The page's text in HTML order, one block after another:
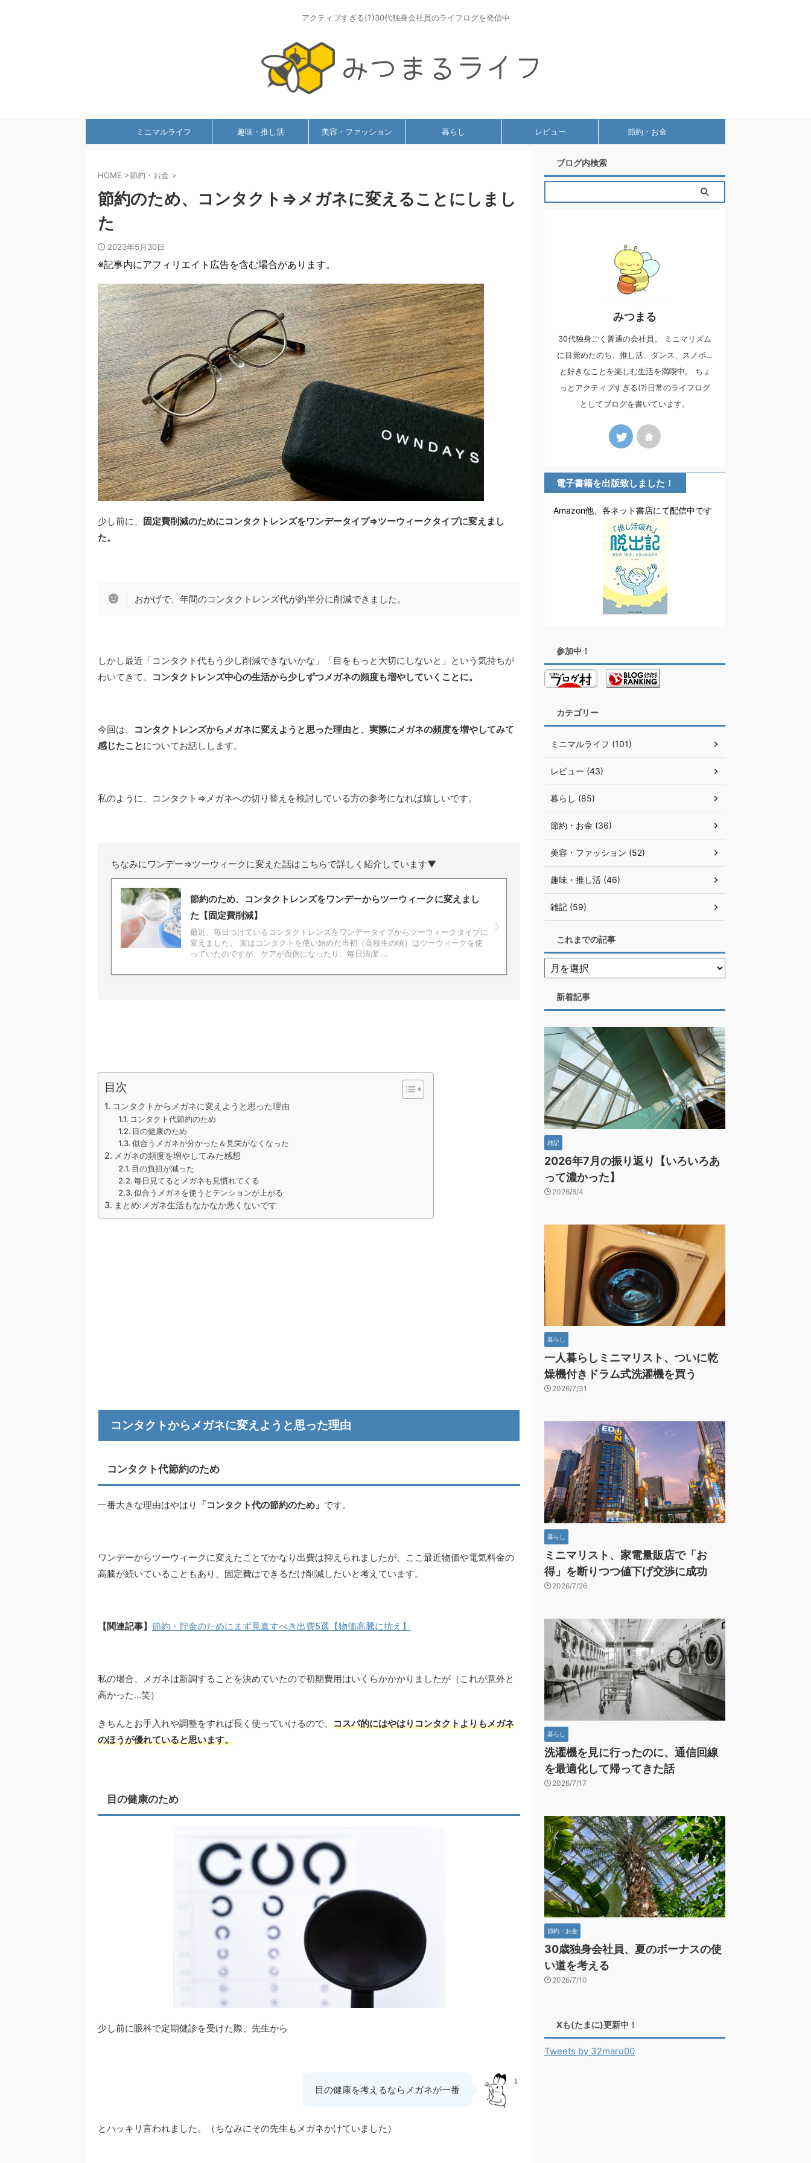
アクティブすぎる(?)30代独身会社員のライフログを発信中
ミニマルライフ 趣味・推し活 美容・ファッション 暮らし レビュー 節約・お金
HOME >節約・お金 >
節約のため、コンタクト⇒メガネに変えることにしまし
た
2023年5月30日
※記事内にアフィリエイト広告を含む場合があります。
少し前に、 固定費削減のためにコンタクトレンズをワンデータイプ⇒ツーウィークタイプに変えまし
た。
おかげで、年間のコンタクトレンズ代が約半分に削減できました。
しかし最近「コンタクト代もう少し削減できないかな」「目をもっと大切にしないと」という気持ちが
わいてきて、
コンタクトレンズ中心の生活から少しずつメガネの頻度も増やしていくことに。
今回は、
コンタクトレンズからメガネに変えようと思った理由と、実際にメガネの頻度を増やしてみて
感じたことについてお話しします。
私のように、コンタクト⇒メガネへの切り替えを検討している方の参考になれば嬉しいです。
ちなみにワンデー⇒ツーウィークに変えた話はこちらで詳しく紹介しています▼
節約のため、コンタクトレンズをワンデーからツーウィークに変えまし
た【固定費削減】
最近、毎日つけているコンタクトレンズをワンデータイプからツーウィークタイプに
変えました。 実はコンタクトを使い始めた当初（高校生の頃）はツーウィークを使
っていたのですが、ケアが面倒になったり、毎日清潔 ...
目次
コンタクトからメガネに変えようと思った理由
コンタクト代節約のため
目の健康のため
似合うメガネが分かった＆見栄がなくなった
メガネの頻度を増やしてみた感想
目の負担が減った
毎日見てるとメガネも見慣れてくる
似合うメガネを使うとテンションが上がる
まとめ:メガネ生活もなかなか悪くないです
コンタクトからメガネに変えようと思った理由
コンタクト代節約のため
一番大きな理由はやはり 「コンタクト代の節約のため」 です。
ワンデーからツーウィークに変えたことでかなり出費は抑えられましたが、ここ最近物価や電気料金の
高騰が続いていることもあり、固定費はできるだけ削減したいと考えています。
【関連記事】 節約・貯金のためにまず見直すべき出費5選【物価高騰に抗え】
私の場合、メガネは新調することを決めていたので初期費用はいくらかかかりましたが（これが意外と
高かった…笑）
きちんとお手入れや調整をすれば長く使っていけるので、 コスパ的にはやはりコンタクトよりもメガネ
のほうが優れていると思います。
目の健康のため
少し前に眼科で定期健診を受けた際、先生から
目の健康を考えるならメガネが一番
とハッキリ言われました。（ちなみにその先生もメガネかけていました）
ブログ内検索
みつまる
30代独身ごく普通の会社員。 ミニマリズム
に目覚めたのち、推し活、ダンス、スノボ…
と好きなことを楽しむ生活を満喫中。 ちょ
っとアクティブすぎる(?)日常のライフログ
としてブログを書いています。
電子書籍を出版致しました！
Amazon他、各ネット書店にて配信中です
参加中！
カテゴリー
ミニマルライフ (101)
レビュー (43)
暮らし (85)
節約・お金 (36)
美容・ファッション (52)
趣味・推し活 (46)
雑記 (59)
これまでの記事
新着記事
雑記
2026年7月の振り返り【いろいろあ
って濃かった】
2026/8/4
暮らし
一人暮らしミニマリスト、ついに乾
燥機付きドラム式洗濯機を買う
2026/7/31
暮らし
ミニマリスト、家電量販店で「お
得」を断りつつ値下げ交渉に成功
2026/7/26
暮らし
洗濯機を見に行ったのに、通信回線
を最適化して帰ってきた話
2026/7/17
節約・お金
30歳独身会社員、夏のボーナスの使
い道を考える
2026/7/10
Xも(たまに)更新中！
Tweets by 32maru00